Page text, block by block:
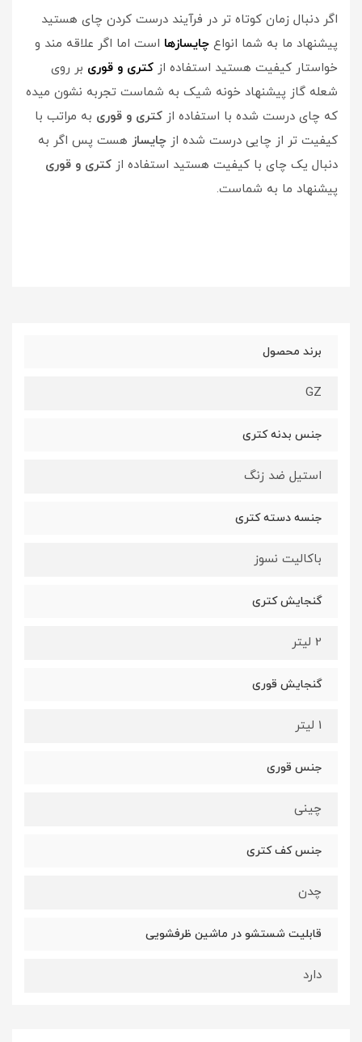
اگر دنبال زمان کوتاه تر در فرآیند درست کردن چای هستید
پیشنهاد ما به شما انواع چایسازها است اما اگر علاقه مند و
خواستار کیفیت هستید استفاده از کتری و قوری بر روی
شعله گاز پیشنهاد خونه شیک به شماست تجربه نشون میده
که چای درست شده با استفاده از کتری و قوری به مراتب با
کیفیت تر از چایی درست شده از چایساز هست پس اگر به
دنبال یک چای با کیفیت هستید استفاده از کتری و قوری
پیشنهاد ما به شماست.
برند محصول
GZ
جنس بدنه کتری
استیل ضد زنگ
جنسه دسته کتری
باکالیت نسوز
گنجایش کتری
2 لیتر
گنجایش قوری
1 لیتر
جنس قوری
چینی
جنس کف کتری
چدن
قابلیت شستشو در ماشین ظرفشویی
دارد